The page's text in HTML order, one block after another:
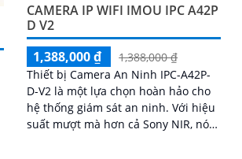
CAMERA IP WIFI IMOU IPC A42P
D V2
1,388,000 ₫
1,388,000 ₫
Thiết bị Camera An Ninh IPC-A42P-
D-V2 là một lựa chọn hoàn hảo cho
hệ thống giám sát an ninh. Với hiệu
suất mượt mà hơn cả Sony NIR, nó